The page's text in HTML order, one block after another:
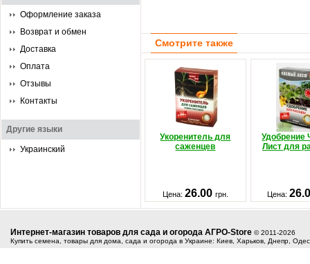
Оформление заказа
Возврат и обмен
Доставка
Оплата
Отзывы
Контакты
Другие языки
Украинский
Смотрите также
Укоренитель для
саженцев
Удобрение
Лист для
Цена: 26.00 грн. Цена:
Интернет-магазин товаров для сада и огорода АГРО-Store © 2011-2026
Купить семена, товары для дома, сада и огорода в Украине: Киев, Харьков, Днепр,